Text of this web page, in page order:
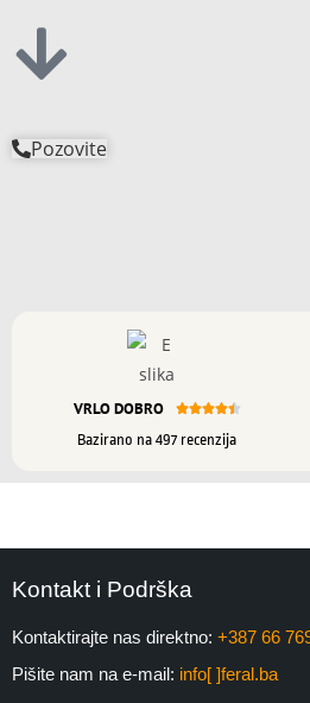
Pozovite
VRLO DOBRO 
Bazirano na 497 recenzija
Kontakt i Podrška
Kontaktirajte nas direktno: +387 66
Pišite nam na e-mail: info[ ]feral.ba